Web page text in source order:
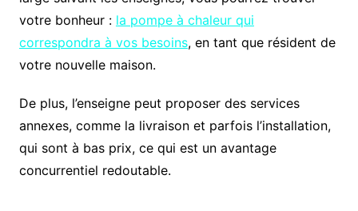
votre bonheur : la pompe à chaleur qui
correspondra à vos besoins, en tant que résident de
votre nouvelle maison.
De plus, l’enseigne peut proposer des services
annexes, comme la livraison et parfois l’installation,
qui sont à bas prix, ce qui est un avantage
concurrentiel redoutable.